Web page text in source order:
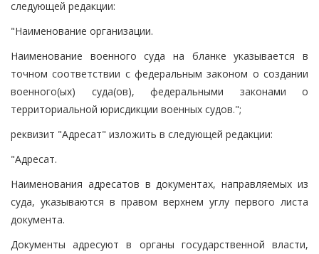
следующей редакции:
"Наименование организации.
Наименование военного суда на бланке указывается в
точном соответствии с федеральным законом о создании
военного(ых) суда(ов), федеральными законами о
территориальной юрисдикции военных судов.";
реквизит "Адресат" изложить в следующей редакции:
"Адресат.
Наименования адресатов в документах, направляемых из
суда, указываются в правом верхнем углу первого листа
документа.
Документы адресуют в органы государственной власти,